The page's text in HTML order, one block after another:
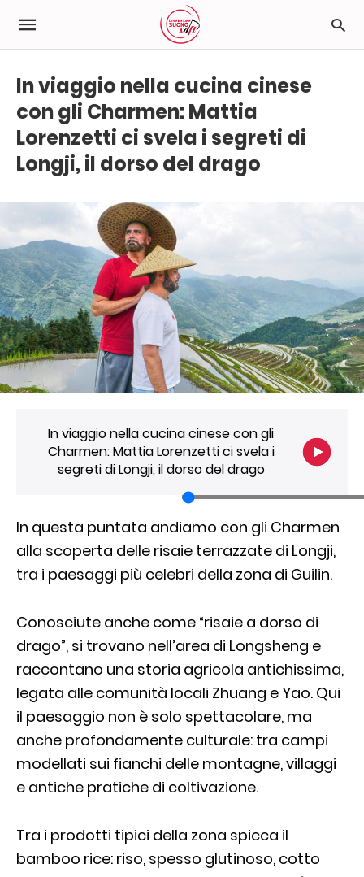
In viaggio nella cucina cinese
con gli Charmen: Mattia
Lorenzetti ci svela i segreti di
Longji, il dorso del drago
In viaggio nella cucina cinese con gli
Charmen: Mattia Lorenzetti ci svela i
segreti di Longji, il dorso del drago
In questa puntata andiamo con gli Charmen
alla scoperta delle risaie terrazzate di Longji,
tra i paesaggi più celebri della zona di Guilin.
Conosciute anche come “risaie a dorso di
drago”, si trovano nell’area di Longsheng e
raccontano una storia agricola antichissima,
legata alle comunità locali Zhuang e Yao. Qui
il paesaggio non è solo spettacolare, ma
anche profondamente culturale: tra campi
modellati sui fianchi delle montagne, villaggi
e antiche pratiche di coltivazione.
Tra i prodotti tipici della zona spicca il
bamboo rice: riso, spesso glutinoso, cotto